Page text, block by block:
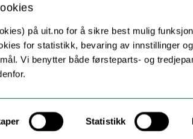
på uit.no for å sikre best mulig
for statistikk, bevaring av innstillinger
Vi benytter både førsteparts- og
Statistikk
stillinger
website
inn